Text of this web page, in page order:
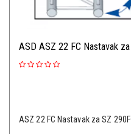
ASD ASZ 22 FC Nastavak
ASZ 22 FC Nastavak za SZ